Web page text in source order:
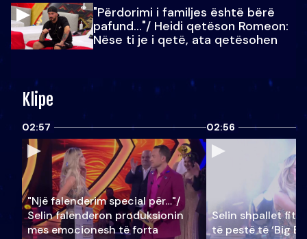
"Përdorimi i familjes është bërë
pafund…"/ Heidi qetëson Romeon:
Nëse ti je i qetë, ata qetësohen
Klipe
02:57
"Një falenderim special për…"/
Selin falënderon produksionin
mes emocionesh të forta
02:56
Selin shpallet
të pestë të ‘Big